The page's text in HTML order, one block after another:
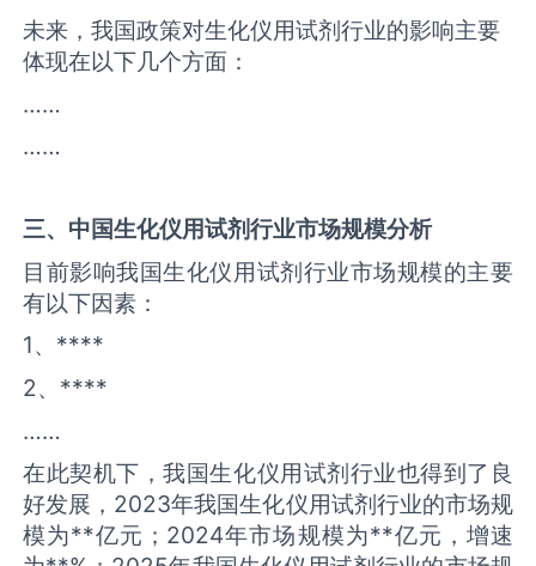
未来，我国政策对生化仪用试剂行业的影响主要
体现在以下几个方面：
……
……
三、中国生化仪用试剂行业市场规模分析
目前影响我国生化仪用试剂行业市场规模的主要
有以下因素：
1、****
2、****
……
在此契机下，我国生化仪用试剂行业也得到了良
好发展，2023年我国生化仪用试剂行业的市场规
模为**亿元；2024年市场规模为**亿元，增速